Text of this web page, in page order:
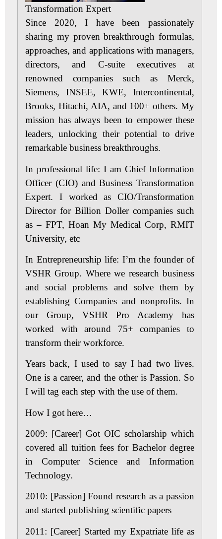
Transformation Expert
Since 2020, I have been passionately
sharing my proven breakthrough formulas,
approaches, and applications with managers,
directors, and C-suite executives at
renowned companies such as Merck,
Siemens, INSEE, KWE, Intercontinental,
Brooks, Hitachi, AIA, and 100+ others. My
mission has always been to empower these
leaders, unlocking their potential to drive
remarkable business breakthroughs.
In professional life: I am Chief Information
Officer (CIO) and Business Transformation
Expert. I worked as CIO/Transformation
Director for Billion Doller companies such
as – FPT, Hoan My Medical Corp, RMIT
University, etc
In Entrepreneurship life: I’m the founder of
VSHR Group. Where we research business
and social problems and solve them by
establishing Companies and nonprofits. In
our Group, VSHR Pro Academy has
worked with around 75+ companies to
transform their workforce.
Years back, I used to say I had two lives.
One is a career, and the other is Passion. So
I will tag each step with the use of them.
How I got here…
2009: [Career] Got OIC scholarship which
covered all tuition fees for Bachelor degree
in Computer Science and Information
Technology.
2010: [Passion]Found research as a passion
and started publishing scientific papers
2011: [Career] Started my Expatriate life as